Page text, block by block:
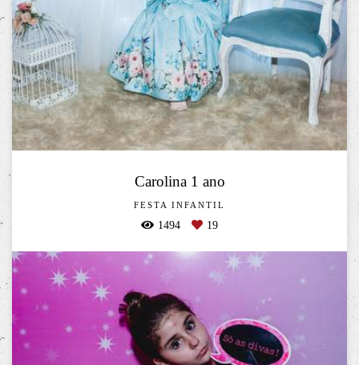
Carolina 1 ano
FESTA INFANTIL
1494 19